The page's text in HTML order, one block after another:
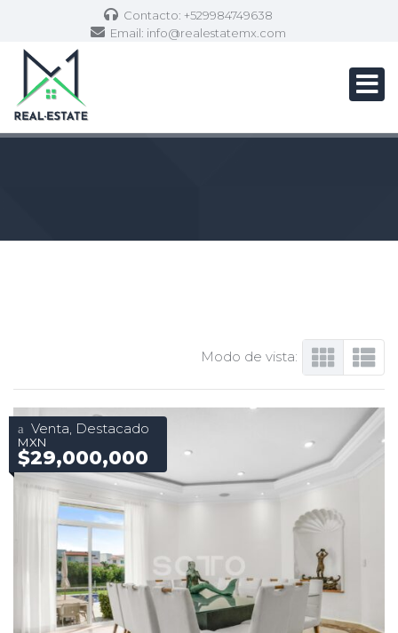
Contacto: +529984749638
Email: info@realestatemx.com
Modo de vista:
Venta, Destacado
MXN
$29,000,000